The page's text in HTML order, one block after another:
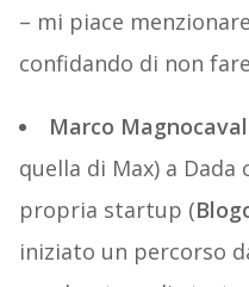
– mi piace
confidando di non
Marco
quella di Max) a
propria startup (
iniziato un percorso